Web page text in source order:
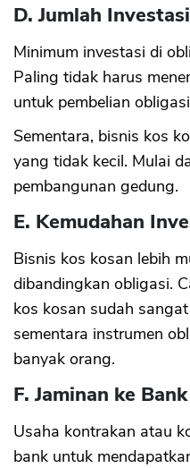
D. Jumlah Investasi
Minimum investasi di
Paling tidak harus
untuk pembelian
Sementara, bisnis kos
yang tidak kecil. Mulai
pembangunan gedung.
E. Kemudahan
Bisnis kos kosan lebih
dibandingkan obligasi.
kos kosan sudah
sementara instrumen
banyak orang.
F. Jaminan ke Bank
Usaha kontrakan atau
bank untuk